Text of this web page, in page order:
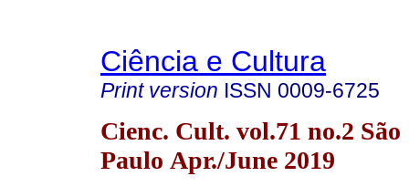
Ciência e Cultura
Print version ISSN 0009-6725
Cienc. Cult. vol.71 no.2 São
Paulo Apr./June 2019